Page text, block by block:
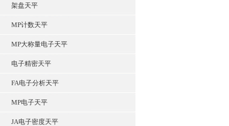
架盘天平
MP计数天平
MP大称量电子天平
电子精密天平
FA电子分析天平
MP电子天平
JA电子密度天平